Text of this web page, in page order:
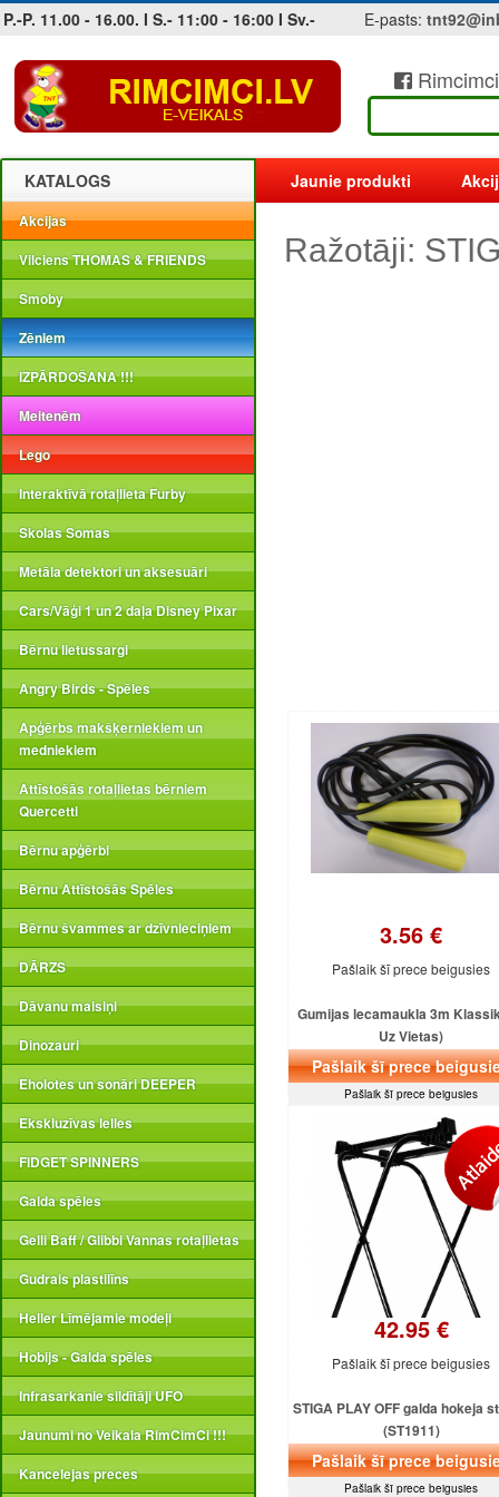
P.-P. 11.00 - 16.00. I S.- 11:00 - 16:00 I Sv.- E-pasts:
Jobs at sea and maritime vacancies
KATALOGS
Akcijas
Vilciens THOMAS & FRIENDS
Smoby
Zēniem
IZPĀRDOŠANA !!!
Meitenēm
Lego
Interaktīvā rotaļlieta Furby
Skolas Somas
Metāla detektori un aksesuāri
Cars/Vāģi 1 un 2 daļa Disney Pixar
Bērnu lietussargi
Angry Birds - Spēles
Apģērbs makšķerniekiem un
medniekiem
Attīstošās rotaļlietas bērniem
Quercetti
Bērnu apģērbi
Bērnu Attīstošās Spēles
Bērnu švammes ar dzīvnieciņiem
DĀRZS
Dāvanu maisiņi
Dinozauri
Eholotes un sonāri DEEPER
Ekskluzīvas lelles
FIDGET SPINNERS
Galda spēles
Gelli Baff / Glibbi Vannas rotaļlietas
Gudrais plastilīns
Heller Līmējamie modeļi
Hobijs - Galda spēles
Infrasarkanie sildītāji UFO
Jaunumi no Veikala RimCimCi !!!
Kancelejas preces
Jaunie produkti
Ražotāji:
3.56 €
Pašlaik šī prece beigusies
Gumijas lecamaukla 3m
Uz Vietas)
Pašlaik šī prece
Pašlaik šī prece beigusies
42.95 €
Pašlaik šī prece beigusies
STIGA PLAY OFF galda hokeja
(ST1911)
Pašlaik šī prece
Pašlaik šī prece beigusies